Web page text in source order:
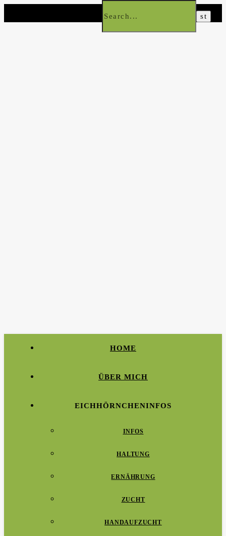
HOME
ÜBER MICH
EICHHÖRNCHENINFOS
INFOS
HALTUNG
ERNÄHRUNG
ZUCHT
HANDAUFZUCHT